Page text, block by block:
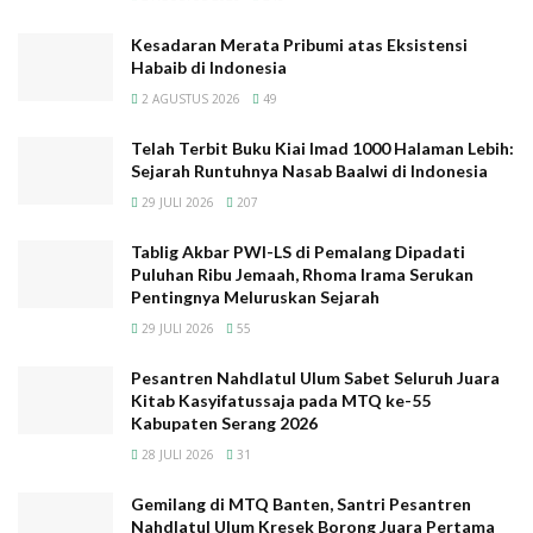
yang menarik diri dari proyek penelitian. itu terkait
setelah para peneliti mencapai pembagian kelompok
manusia yang lebih akurat, dan dinasti Bani Hasyim
Mereka yang mengaku sebagai Bani Hasyim
menjadi jelas bahwa garis keturunan mereka salah dan
palsu, dan bahwa mereka sama sekali tidak bisa
menjadi Bani Hasyim dan, dalam banyak kasus, mereka
Al-Shuaibi membenarkan, bahwa dia dapat
memperoleh beberapa hasil dari mereka yang
mengaku dari Bani Hasyim Yaman, yang sepenuhnya
berada di luar garis keturunan dan asal usul Arab.
Kesadaran Merata Pribumi atas Eksistensi
Habaib di Indonesia
2 AGUSTUS 2026 49
Telah Terbit Buku Kiai Imad 1000 Halaman Lebih:
Sejarah Runtuhnya Nasab Baalwi di Indonesia
29 JULI 2026 207
Tablig Akbar PWI-LS di Pemalang Dipadati
Puluhan Ribu Jemaah, Rhoma Irama Serukan
Pentingnya Meluruskan Sejarah
29 JULI 2026 55
Pesantren Nahdlatul Ulum Sabet Seluruh Juara
Kitab Kasyifatussaja pada MTQ ke-55
Kabupaten Serang 2026
28 JULI 2026 31
Gemilang di MTQ Banten, Santri Pesantren
Nahdlatul Ulum Kresek Borong Juara Pertama